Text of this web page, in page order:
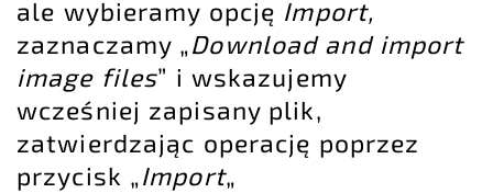
ale wybieramy opcję Import,
zaznaczamy „Download and import
image files” i wskazujemy
wcześniej zapisany plik,
zatwierdzając operację poprzez
przycisk „Import„